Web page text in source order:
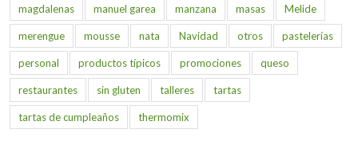
magdalenas manuel garea manzana masas Melide
merengue mousse nata Navidad otros pastelerías
personal productos típicos promociones queso
restaurantes sin gluten talleres tartas
tartas de cumpleaños thermomix